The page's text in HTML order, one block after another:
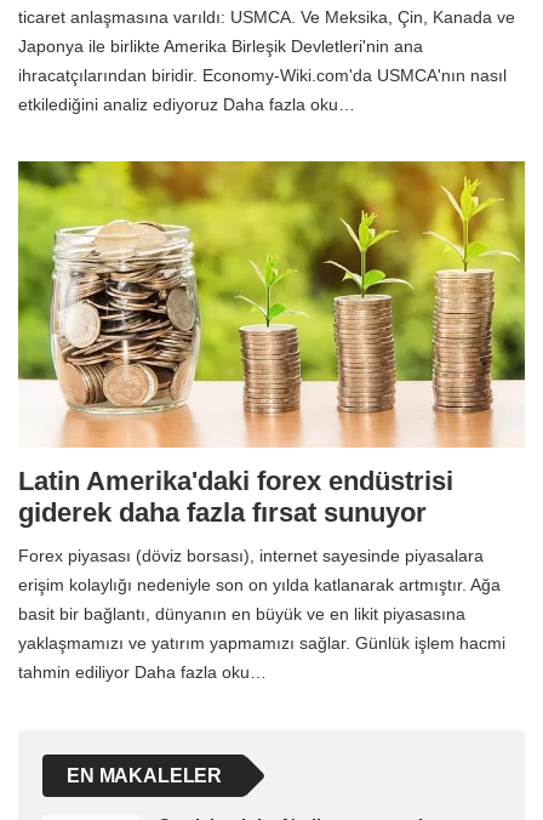
ticaret anlaşmasına varıldı: USMCA. Ve Meksika, Çin, Kanada ve
Japonya ile birlikte Amerika Birleşik Devletleri'nin ana
ihracatçılarından biridir. Economy-Wiki.com'da USMCA'nın nasıl
etkilediğini analiz ediyoruz Daha fazla oku…
Latin Amerika'daki forex endüstrisi
giderek daha fazla fırsat sunuyor
Forex piyasası (döviz borsası), internet sayesinde piyasalara
erişim kolaylığı nedeniyle son on yılda katlanarak artmıştır. Ağa
basit bir bağlantı, dünyanın en büyük ve en likit piyasasına
yaklaşmamızı ve yatırım yapmamızı sağlar. Günlük işlem hacmi
tahmin ediliyor Daha fazla oku…
EN MAKALELER